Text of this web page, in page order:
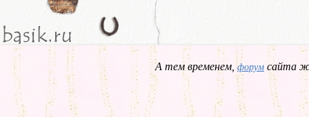
А тем временем,форум сайта